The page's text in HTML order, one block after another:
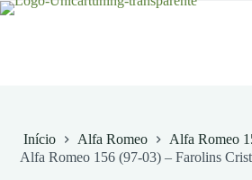
Pular
Início Alfa Romeo
Alfa Romeo
Alfa Romeo 156 (97-03) – Farolins